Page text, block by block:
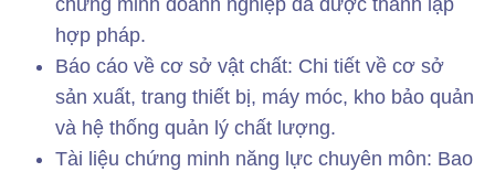
chứng minh doanh nghiệp đã được thành lập
hợp pháp.
Báo cáo về cơ sở vật chất: Chi tiết về cơ sở
sản xuất, trang thiết bị, máy móc, kho bảo quản
và hệ thống quản lý chất lượng.
Tài liệu chứng minh năng lực chuyên môn: Bao